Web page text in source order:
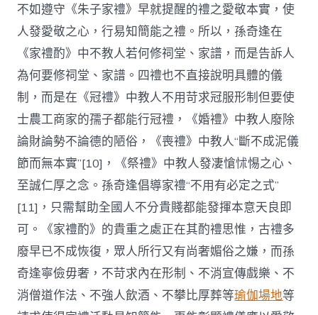
不如遵守《朱子家禮》早就提醒的禮之愛敬本實，使
人發愛敬之心，行易知簡能之禮。所以，孫奇逢在
《家禮酌》中不教人若何修祠堂、家譜，而是告訴人
為何要修祠堂、家譜。四禮也不直接說明具體的儀
制，而是在《冠禮》中教人不用苛求冠服形制但要使
士農工商家的孺子都能行冠禮，《婚禮》中教人廢除
論財論勢不論德的陋俗，《喪禮》中教人“斷不成泥儀
節而無本實”[10]，《祭禮》中教人發凄愴怵惕之心、
至誠仁厚之念。孫奇逢倡導家禮“不用有必定之式”
[11]，只需幫助全國人不分貴賤都能發揮本意天良即
可。《家禮酌》的貴重之處正在其酌禮思惟，古禮多
廢早已不成恢復，眾人所行又有尚奢媚俗之嫌，而孫
奇逢寧儉毋奢，不苛求內在形制、不消宣傳戲樂、不
消僧道作法、不強人飲酒、不攀比厚葬等瑜伽場地等